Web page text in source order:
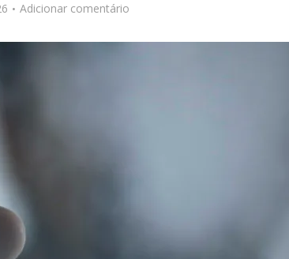
Adicionar comentário